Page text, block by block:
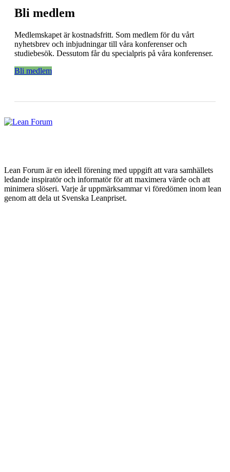
Bli medlem
Medlemskapet är kostnadsfritt. Som medlem för du vårt
nyhetsbrev och inbjudningar till våra konferenser och
studiebesök. Dessutom får du specialpris på våra konferenser.
Bli medlem
Lean Forum är en ideell förening med uppgift att vara samhällets
ledande inspiratör och informatör för att maximera värde och att
minimera slöseri. Varje år uppmärksammar vi föredömen inom lean
genom att dela ut Svenska Leanpriset.